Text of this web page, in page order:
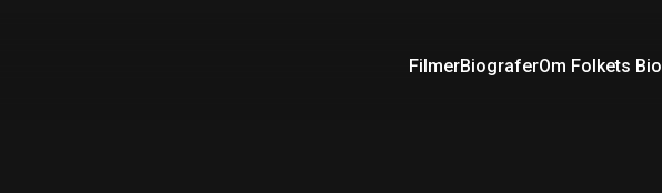
FilmerBiograferOm Folkets Bio